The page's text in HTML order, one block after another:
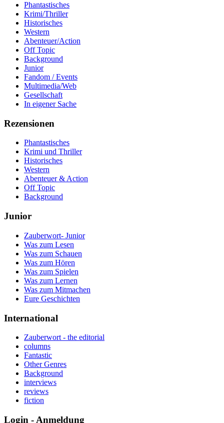
Phantastisches
Krimi/Thriller
Historisches
Western
Abenteuer/Action
Off Topic
Background
Junior
Fandom / Events
Multimedia/Web
Gesellschaft
In eigener Sache
Rezensionen
Phantastisches
Krimi und Thriller
Historisches
Western
Abenteuer & Action
Off Topic
Background
Junior
Zauberwort- Junior
Was zum Lesen
Was zum Schauen
Was zum Hören
Was zum Spielen
Was zum Lernen
Was zum Mitmachen
Eure Geschichten
International
Zauberwort - the editorial
columns
Fantastic
Other Genres
Background
interviews
reviews
fiction
Login - Anmeldung